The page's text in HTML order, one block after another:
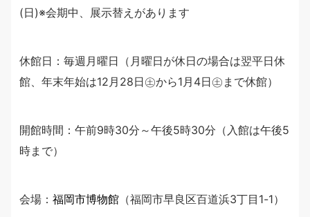
(日)※会期中、展示替えがあります
休館日：毎週月曜日（月曜日が休日の場合は翌平日休
館、年末年始は12月28日㊏から1月4日㊏まで休館）
開館時間：午前9時30分～午後5時30分（入館は午後5
時まで）
会場： 福岡市博物館 （福岡市早良区百道浜3丁目1-1）